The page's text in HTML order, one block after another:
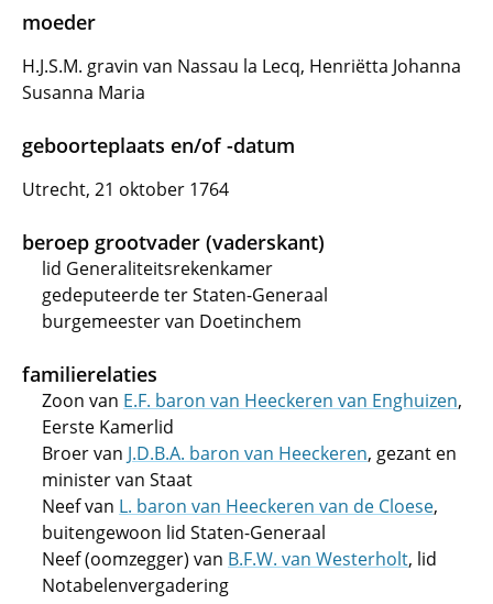
moeder
H.J.S.M. gravin van Nassau la Lecq, Henriëtta Johanna
Susanna Maria
geboorteplaats en/of -datum
Utrecht, 21 oktober 1764
beroep grootvader (vaderskant)
lid Generaliteitsrekenkamer
gedeputeerde ter Staten-Generaal
burgemeester van Doetinchem
familierelaties
Zoon van E.F. baron van Heeckeren van Enghuizen,
Eerste Kamerlid
Broer van J.D.B.A. baron van Heeckeren, gezant en
minister van Staat
Neef van L. baron van Heeckeren van de Cloese,
buitengewoon lid Staten-Generaal
Neef (oomzegger) van B.F.W. van Westerholt, lid
Notabelenvergadering